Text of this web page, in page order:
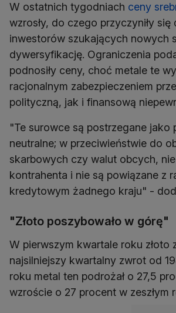
W ostatnich tygodniach ceny
wzrosły, do czego przyczyniły się
inwestorów szukających nowych
dywersyfikację. Ograniczenia
podnosiły ceny, choć metale te
racjonalnym zabezpieczeniem
polityczną, jak i finansową
"Te surowce są postrzegane jako
neutralne; w przeciwieństwie do
skarbowych czy walut obcych,
kontrahenta i nie są powiązane z
"Złoto poszybowało w górę"
W pierwszym kwartale roku złoto
najsilniejszy kwartalny zwrot od
roku metal ten podrożał o 27,5
wzroście o 27 procent w zeszłym